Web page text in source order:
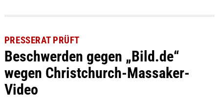
PRESSERAT PRÜFT
Beschwerden gegen „Bild.de“
wegen Christchurch-Massaker-
Video